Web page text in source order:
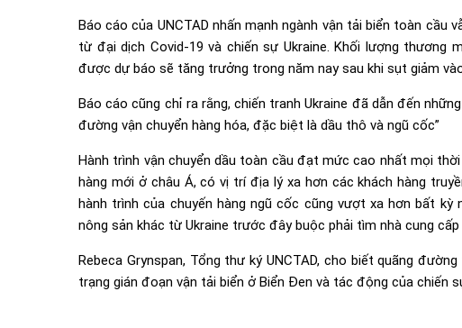
Báo cáo của UNCTAD nhấn mạnh ngành vận tải biển toàn
từ đại dịch Covid-19 và chiến sự Ukraine. Khối lượng thương
được dự báo sẽ tăng trưởng trong năm nay sau khi sụt giảm
Báo cáo cũng chỉ ra rằng, chiến tranh Ukraine đã dẫn đến
đường vận chuyển hàng hóa, đặc biệt là dầu thô và ngũ cốc”
Hành trình vận chuyển dầu toàn cầu đạt mức cao nhất mọi
hàng mới ở châu Á, có vị trí địa lý xa hơn các khách hàng
hành trình của chuyến hàng ngũ cốc cũng vượt xa hơn bất
nông sản khác từ Ukraine trước đây buộc phải tìm nhà cung cấp
Rebeca Grynspan, Tổng thư ký UNCTAD, cho biết quãng
trạng gián đoạn vận tải biển ở Biển Đen và tác động của chiến